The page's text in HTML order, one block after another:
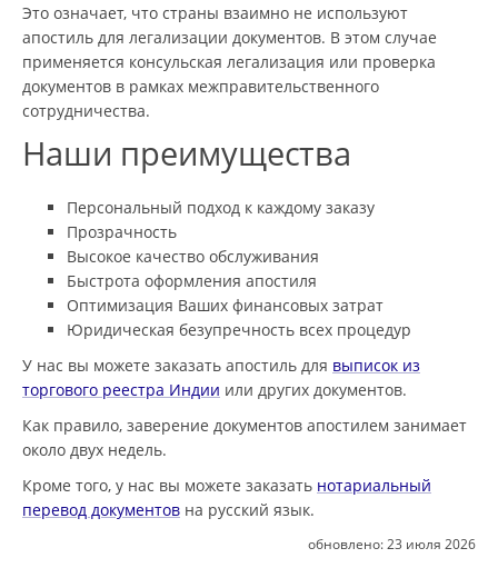
Это означает, что страны взаимно не используют
апостиль для легализации документов. В этом случае
применяется консульская легализация или проверка
документов в рамках межправительственного
сотрудничества.
Наши преимущества
Персональный подход к каждому заказу
Прозрачность
Высокое качество обслуживания
Быстрота оформления апостиля
Оптимизация Ваших финансовых затрат
Юридическая безупречность всех процедур
У нас вы можете заказать апостиль для выписок из
торгового реестра Индии или других документов.
Как правило, заверение документов апостилем занимает
около двух недель.
Кроме того, у нас вы можете заказать нотариальный
перевод документов на русский язык.
обновлено: 23 июля 2026